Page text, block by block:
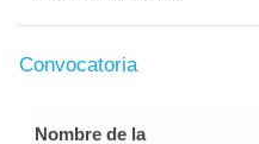
Convocatoria
Nombre de la